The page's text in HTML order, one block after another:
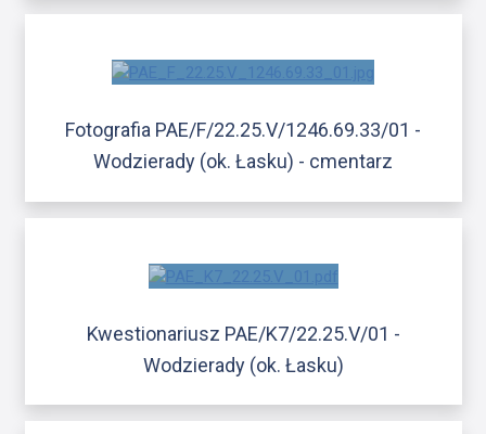
Fotografia PAE/F/22.25.V/1246.69.33/01 -
Wodzierady (ok. Łasku) - cmentarz
Kwestionariusz PAE/K7/22.25.V/01 -
Wodzierady (ok. Łasku)